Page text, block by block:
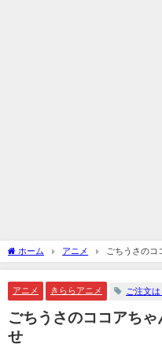
ホーム アニメ ごちうさのコ
アニメ きららアニメ ご注文
ごちうさのココアち
せ